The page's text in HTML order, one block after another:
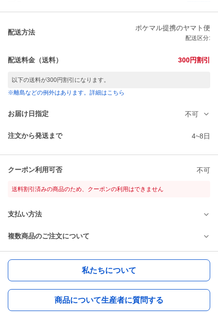
配送方法
ポケマル提携のヤマト便
配送区分:
配送料金（送料） 300円割引
以下の送料が300円割引になります。
※離島などの例外はあります。詳細はこちら
お届け日指定 不可
注文から発送まで 4~8日
クーポン利用可否 不可
送料割引済みの商品のため、クーポンの利用はできません
支払い方法
複数商品のご注文について
私たちについて
商品について生産者に質問する